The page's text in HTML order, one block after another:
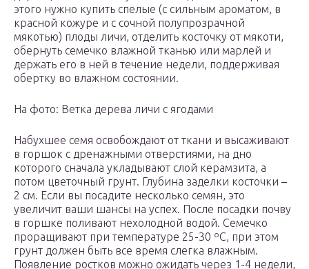
этого нужно купить спелые (с сильным ароматом, в
красной кожуре и с сочной полупрозрачной
мякотью) плоды личи, отделить косточку от мякоти,
обернуть семечко влажной тканью или марлей и
держать его в ней в течение недели, поддерживая
обертку во влажном состоянии.
На фото: Ветка дерева личи с ягодами
Набухшее семя освобождают от ткани и высаживают
в горшок с дренажными отверстиями, на дно
которого сначала укладывают слой керамзита, а
потом цветочный грунт. Глубина заделки косточки –
2 см. Если вы посадите несколько семян, это
увеличит ваши шансы на успех. После посадки почву
в горшке поливают нехолодной водой. Семечко
проращивают при температуре 25-30 ºC, при этом
грунт должен быть все время слегка влажным.
Появление ростков можно ожидать через 1-4 недели,